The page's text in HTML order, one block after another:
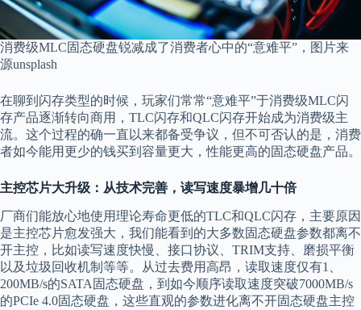
消费级MLC固态硬盘锐减成了消费者心中的“意难平”，图片来
源unsplash
在聊到闪存类型的时候，玩家们常常“意难平”于消费级MLC闪
存产品逐渐转向商用，TLC闪存和QLC闪存开始成为消费级主
流。这个过程的确一直以来都备受争议，但不可否认的是，消费
者如今能用更少的钱买到容量更大，性能更高的固态硬盘产品。
主控芯片大升级 ： 从技术完善， 读写速度暴增几十倍
厂商们能放心地使用理论寿命更低的TLC和QLC闪存，主要原因
是主控芯片愈发强大，我们能看到的大多数固态硬盘参数都离不
开主控，比如读写速度快慢、接口协议、TRIM支持、磨损平衡
以及垃圾回收机制等等。从过去费用高昂，读取速度仅有1、
200MB/s的SATA固态硬盘，到如今顺序读取速度突破7000MB/s
的PCIe 4.0固态硬盘，这些直观的参数进化离不开固态硬盘主控